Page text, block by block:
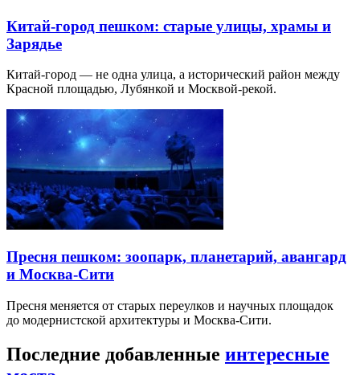
Китай-город пешком: старые улицы, храмы и
Зарядье
Китай-город — не одна улица, а исторический район между
Красной площадью, Лубянкой и Москвой-рекой.
Пресня пешком: зоопарк, планетарий, авангард
и Москва-Сити
Пресня меняется от старых переулков и научных площадок
до модернистской архитектуры и Москва-Сити.
Последние добавленные интересные